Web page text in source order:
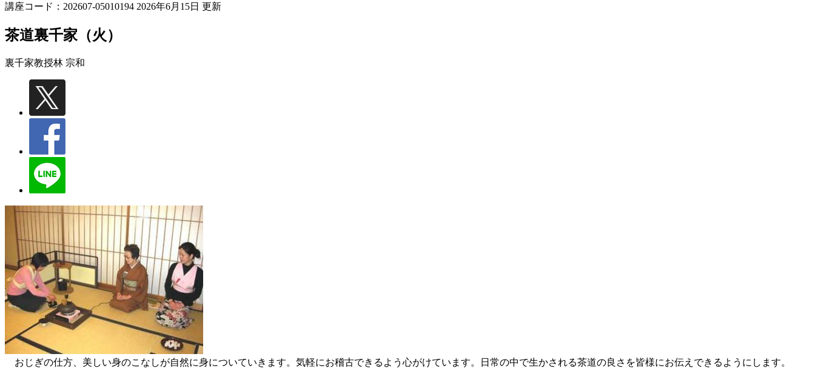
講座コード：202607-05010194 2026年6月15日 更新
茶道裏千家（火）
裏千家教授林 宗和
おじぎの仕方、美しい身のこなしが自然に身についていきます。気軽にお稽古できるよう心がけています。日常の中で生かされる茶道の良さを皆様にお伝えできるようにします。